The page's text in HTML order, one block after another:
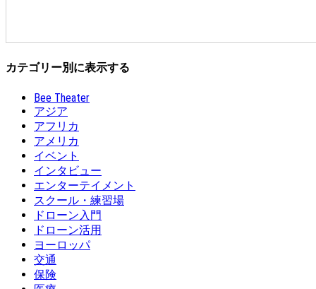
カテゴリー別に表示する
Bee Theater
アジア
アフリカ
アメリカ
イベント
インタビュー
エンターテイメント
スクール・練習場
ドローン入門
ドローン活用
ヨーロッパ
交通
保険